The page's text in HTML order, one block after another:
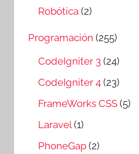
Robótica (2)
Programación (255)
CodeIgniter 3 (24)
CodeIgniter 4 (23)
FrameWorks CSS (5)
Laravel (1)
PhoneGap (2)